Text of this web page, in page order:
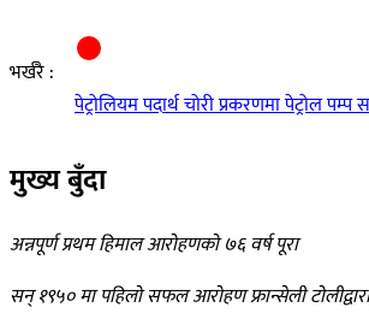
भर्खरै :
पेट्रोलियम पदार्थ चोरी प्रकरणमा पेट्रोल पम्प
मुख्य बुँदा
अन्नपूर्ण प्रथम हिमाल आरोहणको ७६ वर्ष पूरा
सन् १९५० मा पहिलो सफल आरोहण फ्रान्सेली टोलीद्वारा